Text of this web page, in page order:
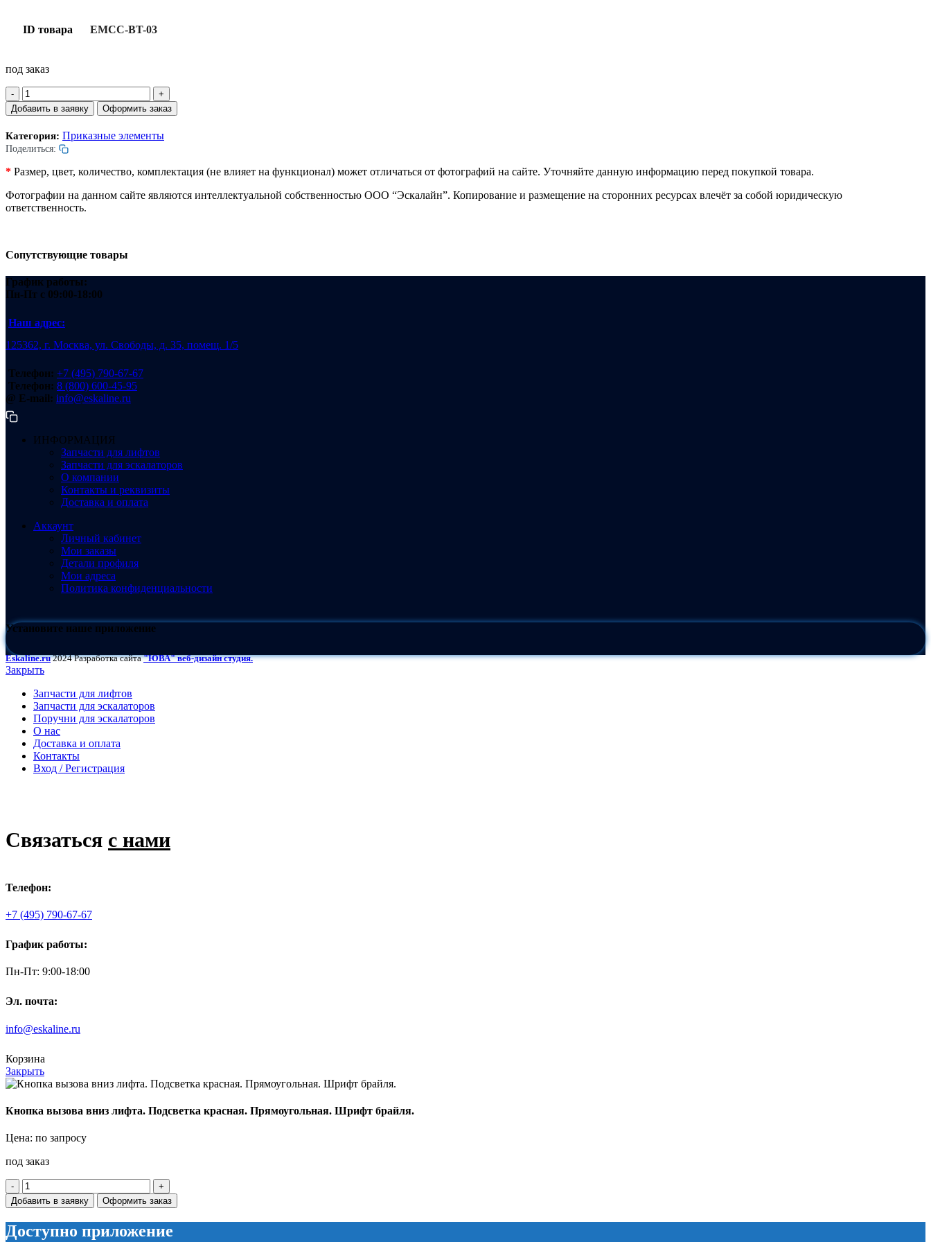
ID товара EMCC-BT-03
под заказ
Количество
товара
Кнопка
вниз
лифта.
красная.
Прямоугольная.
Шрифт
Добавить в заявку Оформить заказ
Категория: Приказные элементы
Поделиться:
* Размер, цвет, количество, комплектация (не влияет на функционал) может отличаться от фотографий на сайте. Уточняйте данную информацию перед покупкой товара.
Фотографии на данном сайте являются интеллектуальной собственностью ООО “Эскалайн”. Копирование и размещение на сторонних ресурсах влечёт за собой юридическую
ответственность.
Сопутствующие товары
График работы:
Пн-Пт с 09:00-18:00
Наш адрес:
125362, г. Москва, ул. Свободы, д. 35, помещ. 1/5
Телефон: +7 (495) 790-67-67
Телефон: 8 (800) 600-45-95
@ E-mail: info@eskaline.ru
ИНФОРМАЦИЯ
Запчасти для лифтов
Запчасти для эскалаторов
О компании
Контакты и реквизиты
Доставка и оплата
Аккаунт
Личный кабинет
Мои заказы
Детали профиля
Мои адреса
Политика конфиденциальности
Установите наше приложение
Eskaline.ru 2024 Разработка сайта"ЮВА" веб-дизайн студия.
Закрыть
Запчасти для лифтов
Запчасти для эскалаторов
Поручни для эскалаторов
О нас
Доставка и оплата
Контакты
Вход / Регистрация
Связаться с нами
Телефон:
+7 (495) 790-67-67
График работы:
Пн-Пт: 9:00-18:00
Эл. почта:
info@eskaline.ru
Корзина
Закрыть
Кнопка вызова вниз лифта. Подсветка красная. Прямоугольная. Шрифт брайля.
Цена: по запросу
под заказ
Количество
товара
Кнопка
вызова
вниз
Добавить в заявку Оформить заказ
Доступно приложение